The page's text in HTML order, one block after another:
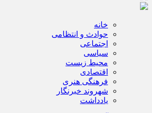
خانه
حوادث و انتظامی
اجتماعی
سیاسی
محیط زیست
اقتصادی
فرهنگی هنری
شهروند خبرنگار
یادداشت